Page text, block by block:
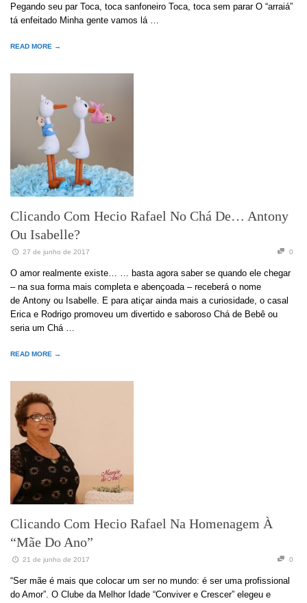
Pegando seu par Toca, toca sanfoneiro Toca, toca sem parar O “arraiá”
tá enfeitado Minha gente vamos lá …
READ MORE →
Clicando Com Hecio Rafael No Chá De… Antony
Ou Isabelle?
27 de junho de 2017 0
O amor realmente existe… … basta agora saber se quando ele chegar
– na sua forma mais completa e abençoada – receberá o nome
de Antony ou Isabelle. E para atiçar ainda mais a curiosidade, o casal
Erica e Rodrigo promoveu um divertido e saboroso Chá de Bebê ou
seria um Chá …
READ MORE →
Clicando Com Hecio Rafael Na Homenagem À
“Mãe Do Ano”
21 de junho de 2017 0
“Ser mãe é mais que colocar um ser no mundo: é ser uma profissional
do Amor”. O Clube da Melhor Idade “Conviver e Crescer” elegeu e